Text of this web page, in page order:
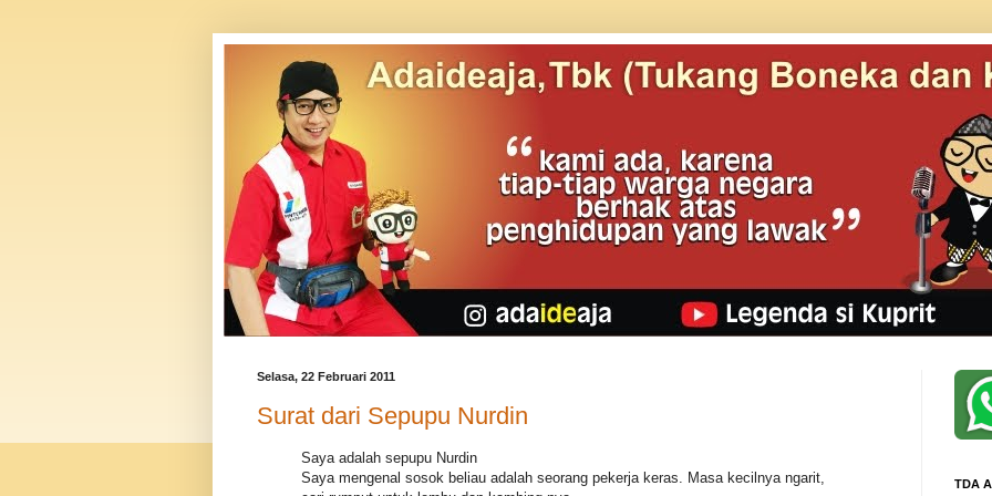
Selasa, 22 Februari 2011
Surat dari Sepupu Nurdin
Saya adalah sepupu Nurdin
Saya mengenal sosok beliau adalah seorang pekerja keras. Masa kecilnya ngarit,
TDA